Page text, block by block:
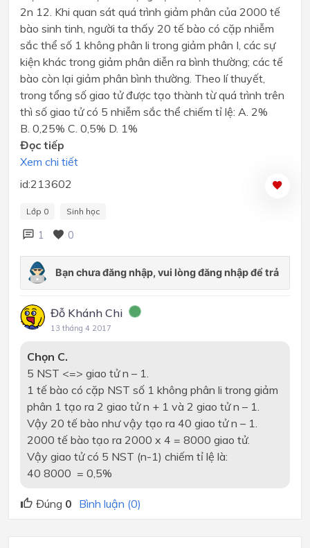
2n 12. Khi quan sát quá trình giảm phân của 2000 tế
bào sinh tinh, người ta thấy 20 tế bào có cặp nhiễm
sắc thể số 1 không phân li trong giảm phân I, các sự
kiện khác trong giảm phân diễn ra bình thường; các tế
bào còn lại giảm phân bình thường. Theo lí thuyết,
trong tổng số giao tử được tạo thành từ quá trình trên
thì số giao tử có 5 nhiễm sắc thể chiếm tỉ lệ: A. 2%
B. 0,25% C. 0,5% D. 1%
Đọc tiếp
Xem chi tiết
id:213602
Lớp 0 Sinh học
1 0
Đỗ Khánh Chi
13 tháng 4 2017
Chọn C.
5 NST <=> giao tử n – 1.
1 tế bào có cặp NST số 1 không phân li trong giảm
phân 1 tạo ra 2 giao tử n + 1 và 2 giao tử n – 1.
Vậy 20 tế bào như vậy tạo ra 40 giao tử n – 1.
2000 tế bào tạo ra 2000 x 4 = 8000 giao tử.
Vậy giao tử có 5 NST (n-1) chiếm tỉ lệ là:
40 8000 = 0,5%
Đúng 0 Bình luận (0)